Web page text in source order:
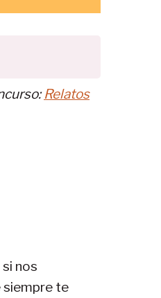
Relatos
nos
siempre te